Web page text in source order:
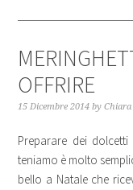
OFFRIRE
15 Dicembre 2014 byChiara
Preparare dei
teniamo è molto
bello a Natale che